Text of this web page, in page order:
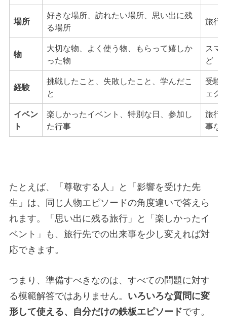
場所
好きな場所、訪れたい場所、思い出に残
る場所
旅行
物
大切な物、よく使う物、もらって嬉しか
った物
スマ
ど
経験
挑戦したこと、失敗したこと、学んだこ
と
受験
ェク
イベン
ト
楽しかったイベント、特別な日、参加し
た行事
旅行
事な
たとえば、「尊敬する人」と「影響を受けた先
生」は、同じ人物エピソードの角度違いで答えら
れます。「思い出に残る旅行」と「楽しかったイ
ベント」も、旅行先での出来事を少し変えれば対
応できます。
つまり、準備すべきなのは、すべての問題に対す
る模範解答ではありません。 いろいろな質問に変
形して使える、自分だけの鉄板エピソードです。